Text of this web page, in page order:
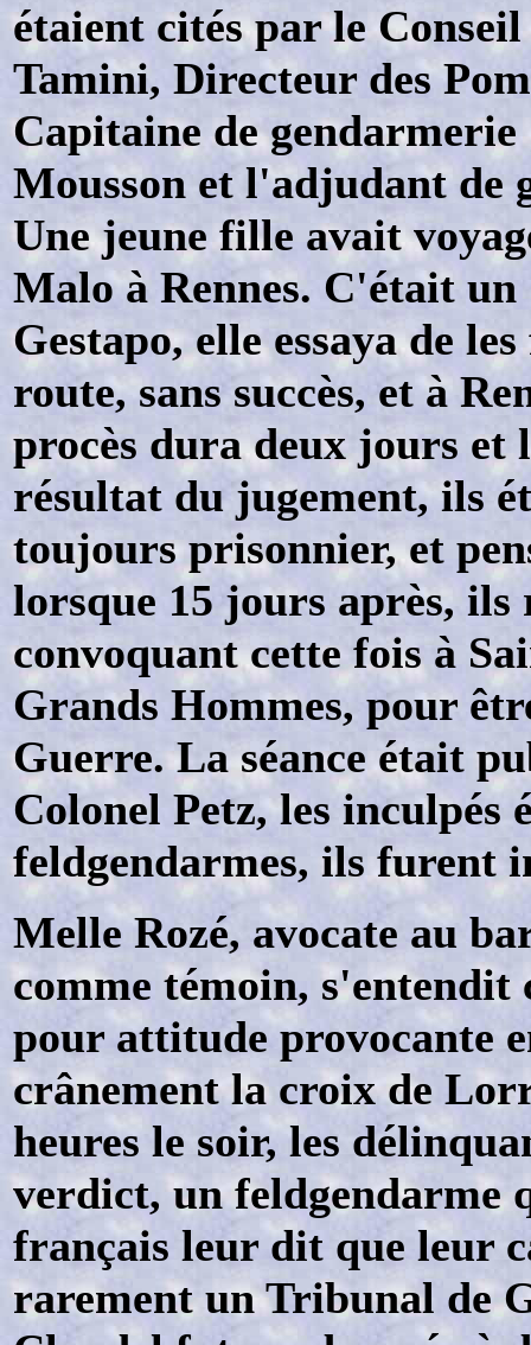
étaient cités par le
Tamini, Directeur des
Capitaine de
Mousson et l'adjudant de
Une jeune fille avait
Malo à Rennes. C'était
Gestapo, elle essaya de
route, sans succès, et à
procès dura deux jours et
résultat du jugement, ils
toujours prisonnier, et
lorsque 15 jours après,
convoquant cette fois à
Grands Hommes, pour
Guerre. La séance était
Colonel Petz, les inculpés
feldgendarmes, ils furent
Melle Rozé, avocate au
comme témoin,
pour attitude provocante
crânement la croix de
heures le soir, les
verdict, un feldgendarme
français leur dit que leur
rarement un Tribunal de